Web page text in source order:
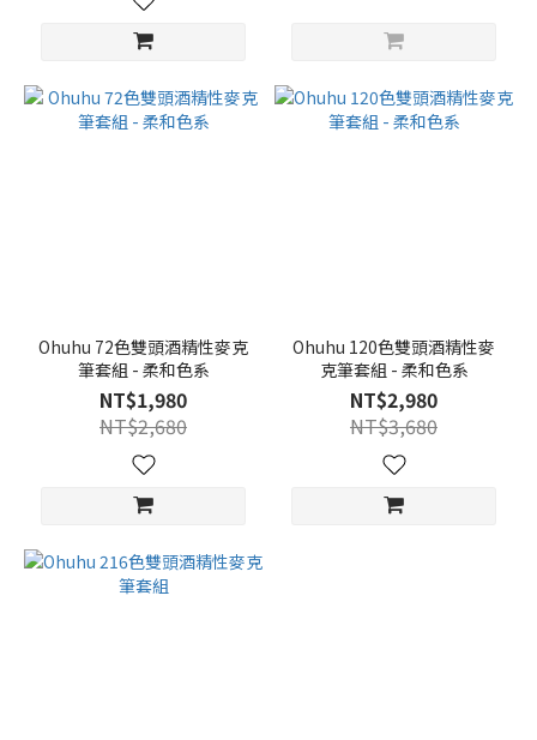
Ohuhu 72色雙頭酒精性麥克
筆套組 - 柔和色系
NT$1,980
NT$2,680
Ohuhu 120色雙頭酒精性麥
克筆套組 - 柔和色系
NT$2,980
NT$3,680